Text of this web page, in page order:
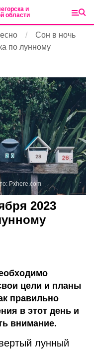
и
области
Сон в ночь
по лунному
Pxhere.com
2023
цели и планы
правильно
в этот день и
внимание.
лунный